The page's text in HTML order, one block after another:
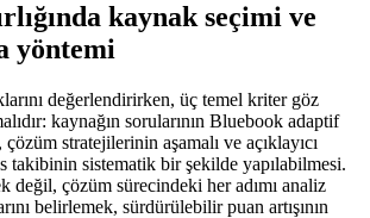
kaynak seçimi ve
yöntemi
değerlendirirken, üç temel kriter göz
kaynağın sorularının Bluebook adaptif
çözüm stratejilerinin aşamalı ve açıklayıcı
takibinin sistematik bir şekilde yapılabilmesi.
değil, çözüm sürecindeki her adımı analiz
belirlemek, sürdürülebilir puan artışının